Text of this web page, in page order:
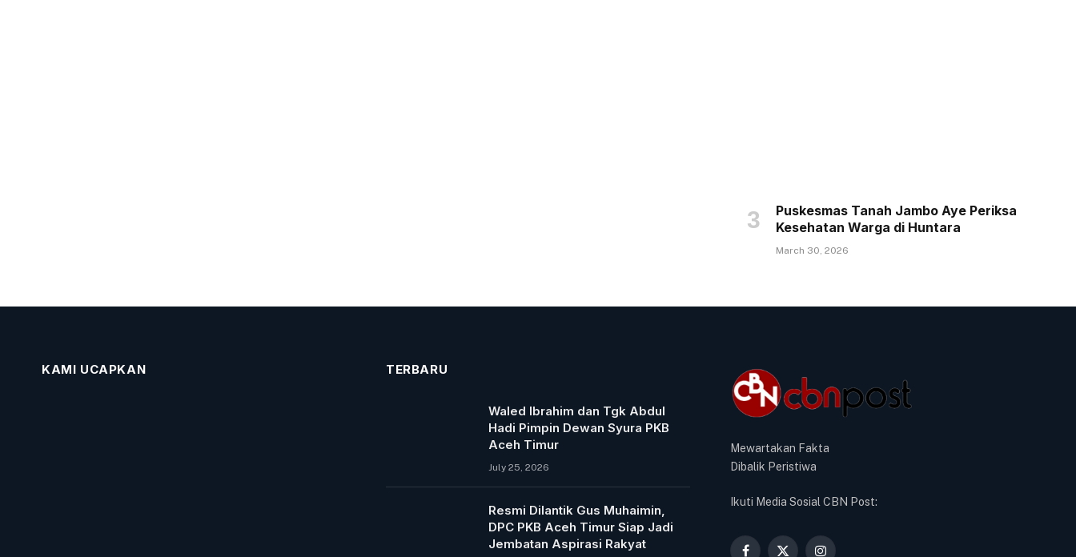
Puskesmas Tanah Jambo Aye Periksa
Kesehatan Warga di Huntara
March 30, 2026
KAMI UCAPKAN TERBARU
Waled Ibrahim dan Tgk Abdul
Hadi Pimpin Dewan Syura PKB
Aceh Timur
July 25, 2026
Resmi Dilantik Gus Muhaimin,
DPC PKB Aceh Timur Siap Jadi
Jembatan Aspirasi Rakyat
Mewartakan Fakta
Dibalik Peristiwa
Ikuti Media Sosial CBN Post: